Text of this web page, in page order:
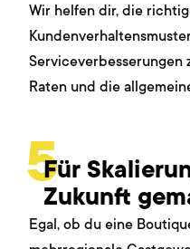
Wir helfen dir, die
Serviceverbesserungen
Raten und die
5Für
Zukunft
Egal, ob du eine